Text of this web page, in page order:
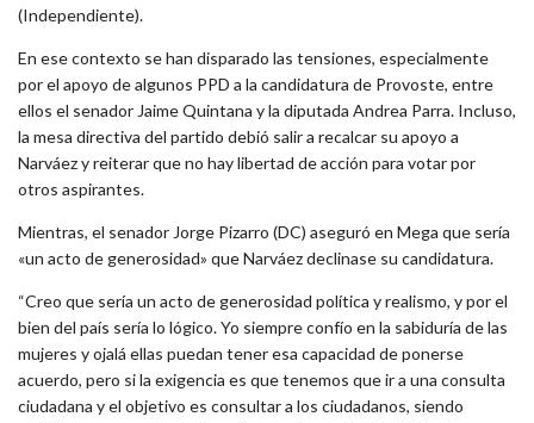
(Independiente).
En ese contexto se han disparado las tensiones, especialmente
por el apoyo de algunos PPD a la candidatura de Provoste, entre
ellos el senador Jaime Quintana y la diputada Andrea Parra. Incluso,
la mesa directiva del partido debió salir a recalcar su apoyo a
Narváez y reiterar que no hay libertad de acción para votar por
otros aspirantes.
Mientras, el senador Jorge Pizarro (DC) aseguró en Mega que sería
«un acto de generosidad» que Narváez declinase su candidatura.
“Creo que sería un acto de generosidad política y realismo, y por el
bien del país sería lo lógico. Yo siempre confío en la sabiduría de las
mujeres y ojalá ellas puedan tener esa capacidad de ponerse
acuerdo, pero si la exigencia es que tenemos que ir a una consulta
ciudadana y el objetivo es consultar a los ciudadanos, siendo